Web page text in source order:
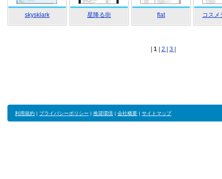
skysklark 星降る街 flat コスメ
1 2 3
利用規約 | プライバシーポリシー | 推奨環境 | 会社概要 | サイトマップ